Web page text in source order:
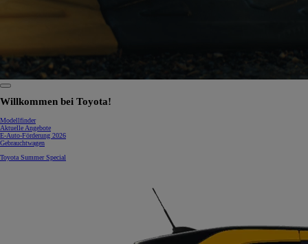
0:07 / 0:15
Willkommen bei Toyota!
Modellfinder
Aktuelle Angebote
E-Auto-Förderung 2026
Gebrauchtwagen
Toyota Summer Special